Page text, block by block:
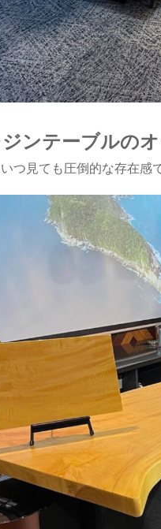
ンテーブルの
つ見ても圧倒的な存在感